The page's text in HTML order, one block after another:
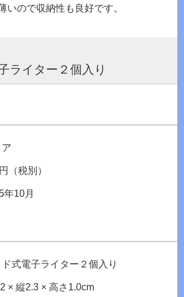
いので収納性も良好です。
ライター２個入り
（税別）
年10月
式電子ライター２個入り
× 縦2.3 × 高さ1.0cm